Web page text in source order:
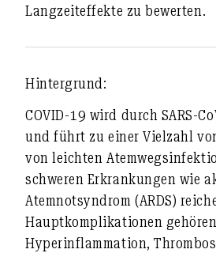
Langzeiteffekte zu bewerten.
Hintergrund:
COVID-19 wird durch SARS-
und führt zu einer Vielzahl
von leichten
schweren Erkrankungen wie
Atemnotsyndrom (ARDS)
Hauptkomplikationen gehören
Hyperinflammation,